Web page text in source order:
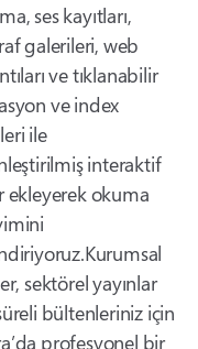
ses kayıtları,
galerileri, web
ve tıklanabilir
ve index
ile
interaktif
ekleyerek okuma
sektörel yayınlar
bültenleriniz için
profesyonel bir